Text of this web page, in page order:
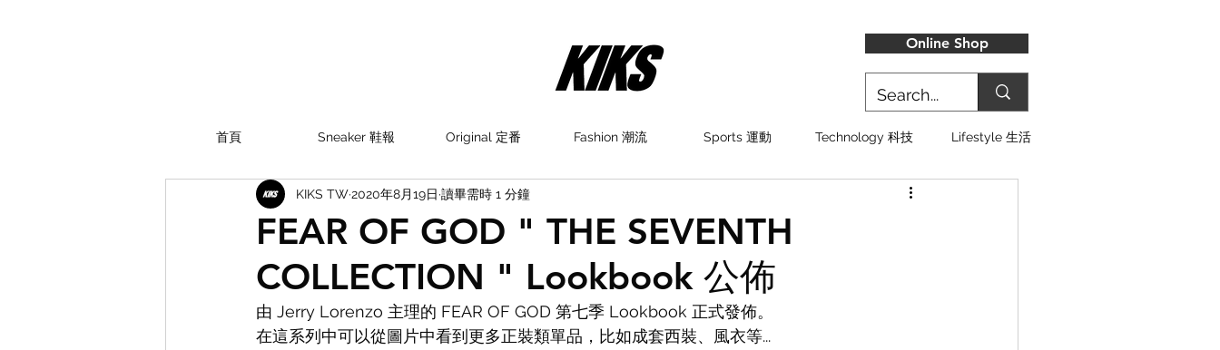
Online Shop
首頁 Sneaker 鞋報 Original 定番 Fashion 潮流 Sports 運動 Technology 科技 Lifestyle 生活
FEAR OF GOD " THE SEVENTH
COLLECTION " Lookbook 公佈
KIKS TW2020年8月19日 讀畢需時 1 分鐘
由 Jerry Lorenzo 主理的 FEAR OF GOD 第七季 Lookbook 正式發佈。
在這系列中可以從圖片中看到更多正裝類單品，比如成套西裝、風衣等...